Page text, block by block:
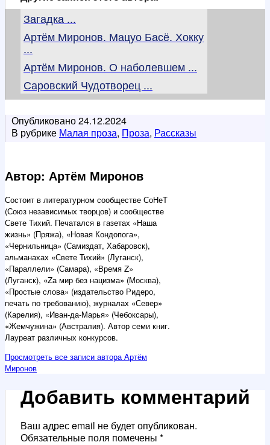
Загадка ...
Артём Миронов. Мацуо Басё. Хокку
...
Артём Миронов. О наболевшем ...
Саровский Чудотворец ...
Опубликовано24.12.2024
В рубрике Малая проза, Проза, Рассказы
Автор: Артём Миронов
Состоит в литературном сообществе СоНеТ
(Союз независимых творцов) и сообществе
Свете Тихий. Печатался в газетах «Наша
жизнь» (Пряжа), «Новая Кондопога»,
«Чернильница» (Самиздат, Хабаровск),
альманахах «Свете Тихий» (Луганск),
«Параллели» (Самара), «Время Z»
(Луганск), «Zа мир без нацизма» (Москва),
«Простые слова» (издательство Ридеро,
печать по требованию), журналах «Север»
(Карелия), «Иван-да-Марья» (Чебоксары),
«Жемчужина» (Австралия). Автор семи книг.
Лауреат различных конкурсов.
Просмотреть все записи автора Артём
Миронов
Добавить комментарий
Ваш адрес email не будет опубликован.
Обязательные поля помечены *